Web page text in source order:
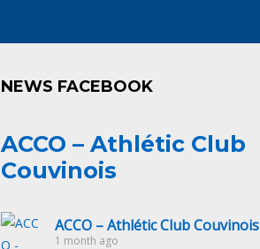
NEWS FACEBOOK
ACCO – Athlétic Club
Couvinois
ACCO – Athlétic Club Couvinois
1 month ago